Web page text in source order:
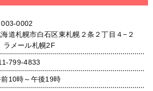
003-0002
道札幌市白石区東札幌２条２丁目４−２
ラメール札幌2F
799-4833
10時～午後19時